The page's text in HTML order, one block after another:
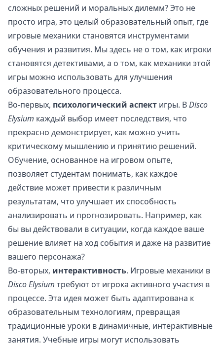
сложных решений и моральных дилемм? Это не
просто игра, это целый образовательный опыт, где
игровые механики становятся инструментами
обучения и развития. Мы здесь не о том, как игроки
становятся детективами, а о том, как механики этой
игры можно использовать для улучшения
образовательного процесса.
Во-первых, психологический аспект игры. ВDisco
Elysium каждый выбор имеет последствия, что
прекрасно демонстрирует, как можно учить
критическому мышлению и принятию решений.
Обучение, основанное на игровом опыте,
позволяет студентам понимать, как каждое
действие может привести к различным
результатам, что улучшает их способность
анализировать и прогнозировать. Например, как
бы вы действовали в ситуации, когда каждое ваше
решение влияет на ход события и даже на развитие
вашего персонажа?
Во-вторых, интерактивность. Игровые механики в
Disco Elysium требуют от игрока активного участия в
процессе. Эта идея может быть адаптирована к
образовательным технологиям, превращая
традиционные уроки в динамичные, интерактивные
занятия. Учебные игры могут использовать